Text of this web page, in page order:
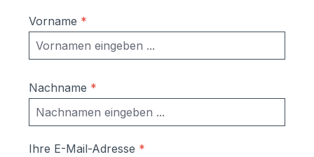
Vorname *
Nachname *
Ihre E-Mail-Adresse *